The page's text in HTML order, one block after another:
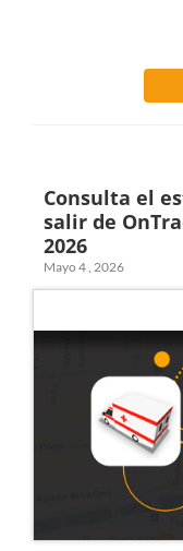
Consulta el
salir de
2026
Mayo 4 , 2026